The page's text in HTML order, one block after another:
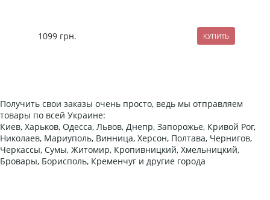
1099 грн.
Получить свои заказы очень просто, ведь мы отправляем
товары по всей Украине:
Киев, Харьков, Одесса, Львов, Днепр, Запорожье, Кривой Рог,
Николаев, Мариуполь, Винница, Херсон, Полтава, Чернигов,
Черкассы, Сумы, Житомир, Кропивницкий, Хмельницкий,
Бровары, Борисполь, Кременчуг и другие города